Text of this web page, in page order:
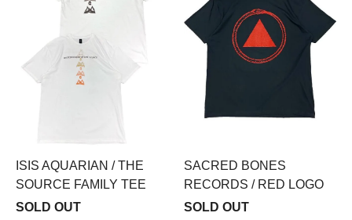
ISIS AQUARIAN / THE
SOURCE FAMILY TEE
SOLD OUT
SACRED BONES
RECORDS / RED LOGO
SOLD OUT